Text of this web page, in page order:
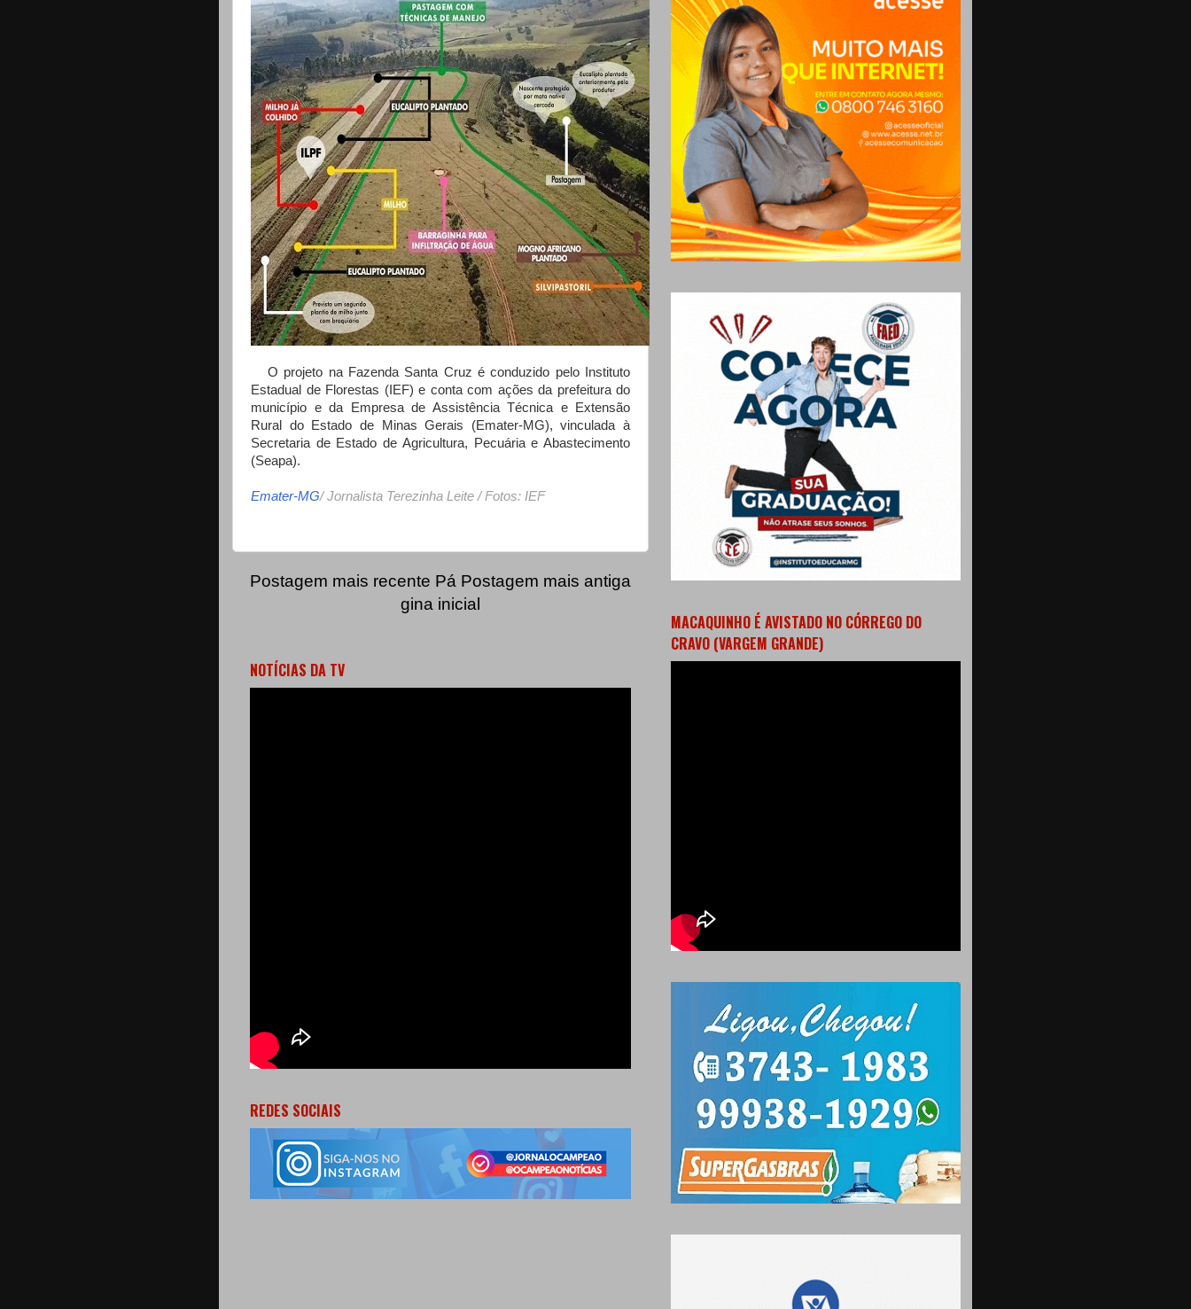
O projeto na Fazenda Santa Cruz é conduzido pelo Instituto
Estadual de Florestas (IEF) e conta com ações da prefeitura do
município e da Empresa de Assistência Técnica e Extensão
Rural do Estado de Minas Gerais (Emater-MG), vinculada à
Secretaria de Estado de Agricultura, Pecuária e Abastecimento
(Seapa).
Emater-MG/ Jornalista Terezinha Leite / Fotos: IEF
Postagem mais recente Postagem mais antiga
Pá
gina inicial
NOTÍCIAS DA TV
REDES SOCIAIS
MACAQUINHO É AVISTADO NO CÓRREGO DO
CRAVO (VARGEM GRANDE)